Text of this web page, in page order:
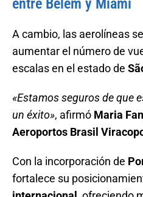
entre Belém y Miami
A cambio, las aerolíneas
aumentar el número de
escalas en el estado de
«Estamos seguros de que
un éxito», afirmó Maria Fan
Aeroportos Brasil
Con la incorporación de
fortalece su